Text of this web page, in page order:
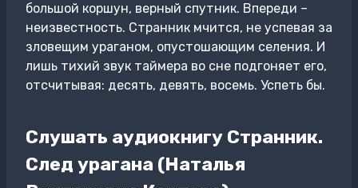
большой коршун, верный спутник. Впереди –
неизвестность. Странник мчится, не успевая за
зловещим ураганом, опустошающим селения. И
лишь тихий звук таймера во сне подгоняет его,
отсчитывая: десять, девять, восемь. Успеть бы.
Слушать аудиокнигу Странник.
След урагана (Наталья